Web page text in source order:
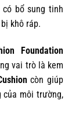
có bổ sung tinh
khô ráp.
Foundation
vai trò là kem
còn giúp
môi trường,